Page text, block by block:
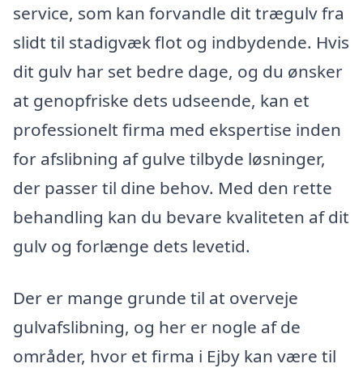
service, som kan forvandle dit trægulv fra
slidt til stadigvæk flot og indbydende. Hvis
dit gulv har set bedre dage, og du ønsker
at genopfriske dets udseende, kan et
professionelt firma med ekspertise inden
for afslibning af gulve tilbyde løsninger,
der passer til dine behov. Med den rette
behandling kan du bevare kvaliteten af dit
gulv og forlænge dets levetid.
Der er mange grunde til at overveje
gulvafslibning, og her er nogle af de
områder, hvor et firma i Ejby kan være til